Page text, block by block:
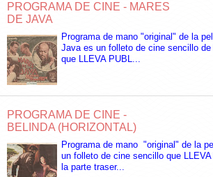
PROGRAMA DE CINE - MARES
DE JAVA
Programa de mano "original" de la
Java es un folleto de cine sencillo de
que LLEVA PUBL...
PROGRAMA DE CINE -
BELINDA (HORIZONTAL)
Programa de mano "original" de la
un folleto de cine sencillo que
la parte traser...